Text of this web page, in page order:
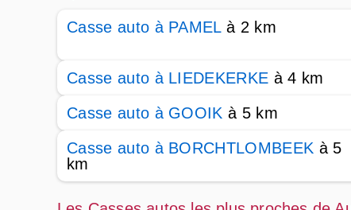
Casse auto à PAMELà 2 km
Casse auto à LIEDEKERKE à 4 km
Casse auto à GOOIK à 5 km
Casse auto à BORCHTLOMBEEK à 5
km